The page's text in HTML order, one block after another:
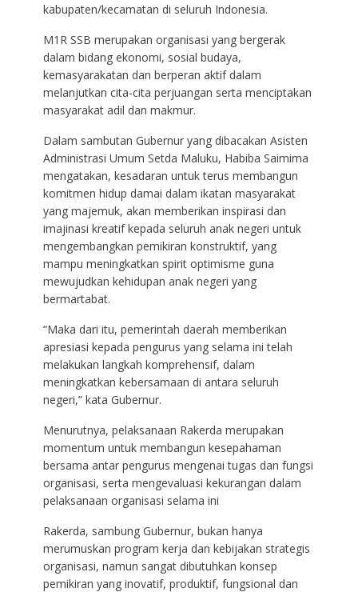
kabupaten/kecamatan di seluruh Indonesia.
M1R SSB merupakan organisasi yang bergerak
dalam bidang ekonomi, sosial budaya,
kemasyarakatan dan berperan aktif dalam
melanjutkan cita-cita perjuangan serta menciptakan
masyarakat adil dan makmur.
Dalam sambutan Gubernur yang dibacakan Asisten
Administrasi Umum Setda Maluku, Habiba Saimima
mengatakan, kesadaran untuk terus membangun
komitmen hidup damai dalam ikatan masyarakat
yang majemuk, akan memberikan inspirasi dan
imajinasi kreatif kepada seluruh anak negeri untuk
mengembangkan pemikiran konstruktif, yang
mampu meningkatkan spirit optimisme guna
mewujudkan kehidupan anak negeri yang
bermartabat.
“Maka dari itu, pemerintah daerah memberikan
apresiasi kepada pengurus yang selama ini telah
melakukan langkah komprehensif, dalam
meningkatkan kebersamaan di antara seluruh
negeri,” kata Gubernur.
Menurutnya, pelaksanaan Rakerda merupakan
momentum untuk membangun kesepahaman
bersama antar pengurus mengenai tugas dan fungsi
organisasi, serta mengevaluasi kekurangan dalam
pelaksanaan organisasi selama ini
Rakerda, sambung Gubernur, bukan hanya
merumuskan program kerja dan kebijakan strategis
organisasi, namun sangat dibutuhkan konsep
pemikiran yang inovatif, produktif, fungsional dan